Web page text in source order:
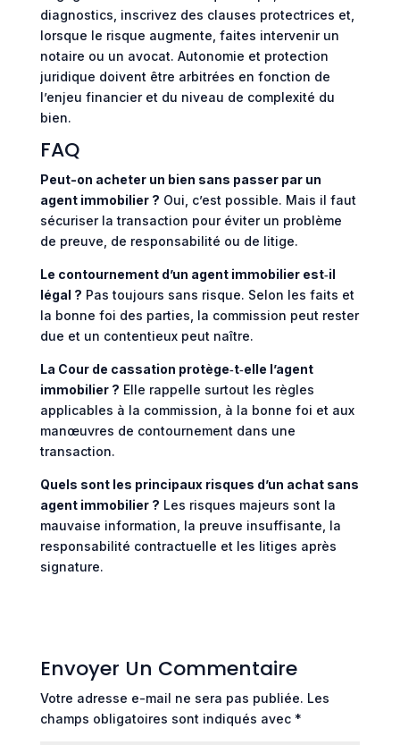
diagnostics, inscrivez des clauses protectrices et,
lorsque le risque augmente, faites intervenir un
notaire ou un avocat. Autonomie et protection
juridique doivent être arbitrées en fonction de
l’enjeu financier et du niveau de complexité du
bien.
FAQ
Peut-on acheter un bien sans passer par un
agent immobilier ? Oui, c’est possible. Mais il faut
sécuriser la transaction pour éviter un problème
de preuve, de responsabilité ou de litige.
Le contournement d’un agent immobilier est‑il
légal ? Pas toujours sans risque. Selon les faits et
la bonne foi des parties, la commission peut rester
due et un contentieux peut naître.
La Cour de cassation protège‑t‑elle l’agent
immobilier ? Elle rappelle surtout les règles
applicables à la commission, à la bonne foi et aux
manœuvres de contournement dans une
transaction.
Quels sont les principaux risques d’un achat sans
agent immobilier ? Les risques majeurs sont la
mauvaise information, la preuve insuffisante, la
responsabilité contractuelle et les litiges après
signature.
Envoyer Un Commentaire
Votre adresse e-mail ne sera pas publiée. Les
champs obligatoires sont indiqués avec *